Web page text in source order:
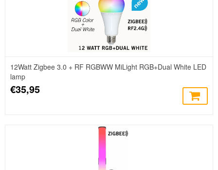
12Watt Zigbee 3.0 + RF RGBWW MiLight RGB+Dual White LED
lamp
€35,95